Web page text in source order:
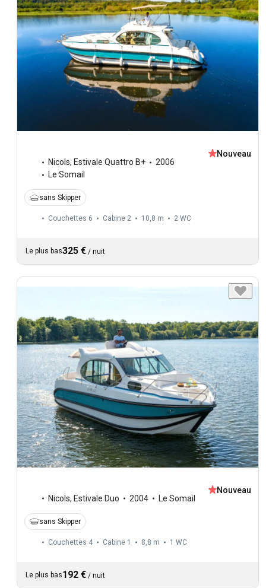
Nicols, Estivale Quattro B+
2006
Le Somail
Nouveau
sans Skipper
Couchettes 6 Cabine 2 10,8 m 2 WC
Le plus bas325 € / nuit
Nicols, Estivale Duo 2004 Le Somail
Nouveau
sans Skipper
Couchettes 4 Cabine 1 8,8 m 1 WC
Le plus bas192 € / nuit